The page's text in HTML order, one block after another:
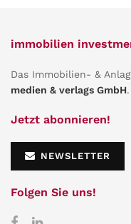
immobilien
Das Immobilien- &
medien & verlags GmbH.
Jetzt abonnieren!
NEWSLETTER
Folgen Sie uns!